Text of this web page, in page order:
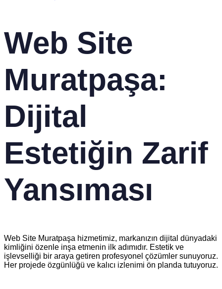
Web Site
Muratpaşa:
Dijital
Estetiğin Zarif
Yansıması
Web Site Muratpaşa hizmetimiz, markanızın dijital dünyadaki
kimliğini özenle inşa etmenin ilk adımıdır. Estetik ve
işlevselliği bir araya getiren profesyonel çözümler sunuyoruz.
Her projede özgünlüğü ve kalıcı izlenimi ön planda tutuyoruz.